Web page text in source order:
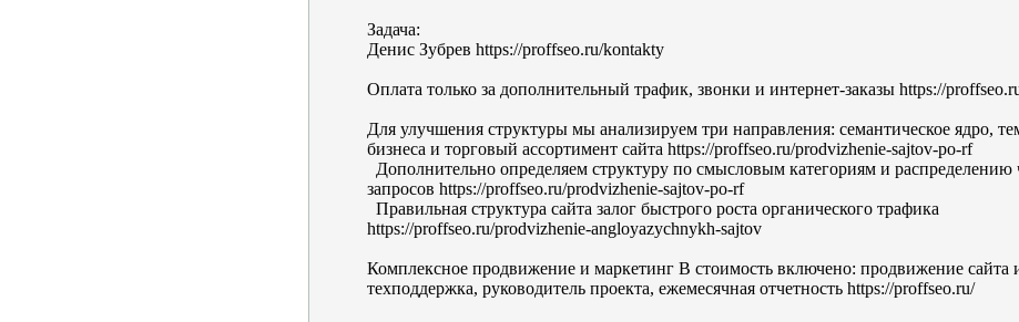
Задача:
Денис Зубрев https://proffseo.ru/kontakty
Оплата только за дополнительный трафик, звонки и интернет-заказы https://
Для улучшения структуры мы анализируем три направления: семантическое ядро,
бизнеса и торговый ассортимент сайта https://proffseo.ru/prodvizhenie-sajtov-po-rf
Дополнительно определяем структуру по смысловым категориям и распределению
запросов https://proffseo.ru/prodvizhenie-sajtov-po-rf
Правильная структура сайта залог быстрого роста органического трафика
https://proffseo.ru/prodvizhenie-angloyazychnykh-sajtov
Комплексное продвижение и маркетинг В стоимость включено: продвижение сайта
техподдержка, руководитель проекта, ежемесячная отчетность https://proffseo.ru/